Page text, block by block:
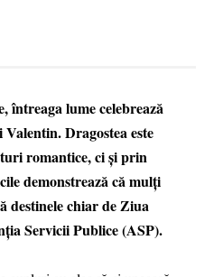
întreaga lume celebrează
Dragostea este
romantice, ci și prin
demonstrează că mulți
destinele chiar de Ziua
Servicii Publice (ASP).